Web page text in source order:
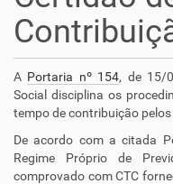
A Portaria nº 154, de 15/
Social disciplina os
tempo de contribuição
De acordo com a citada
Regime Próprio de
comprovado com CTC